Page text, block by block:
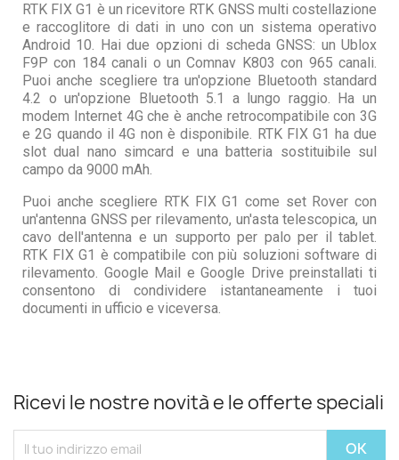
RTK FIX G1 è un ricevitore RTK GNSS multi costellazione
e raccoglitore di dati in uno con un sistema operativo
Android 10. Hai due opzioni di scheda GNSS: un Ublox
F9P con 184 canali o un Comnav K803 con 965 canali.
Puoi anche scegliere tra un'opzione Bluetooth standard
4.2 o un'opzione Bluetooth 5.1 a lungo raggio. Ha un
modem Internet 4G che è anche retrocompatibile con 3G
e 2G quando il 4G non è disponibile. RTK FIX G1 ha due
slot dual nano simcard e una batteria sostituibile sul
campo da 9000 mAh.
Puoi anche scegliere RTK FIX G1 come set Rover con
un'antenna GNSS per rilevamento, un'asta telescopica, un
cavo dell'antenna e un supporto per palo per il tablet.
RTK FIX G1 è compatibile con più soluzioni software di
rilevamento. Google Mail e Google Drive preinstallati ti
consentono di condividere istantaneamente i tuoi
documenti in ufficio e viceversa.
Ricevi le nostre novità e le offerte speciali